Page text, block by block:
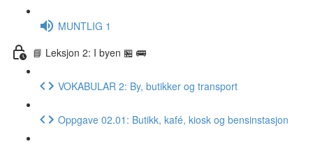
MUNTLIG 1
📘 Leksjon 2: I byen 🏪 🚌
VOKABULAR 2: By, butikker og transport
Oppgave 02.01: Butikk, kafé, kiosk og bensinstasjon